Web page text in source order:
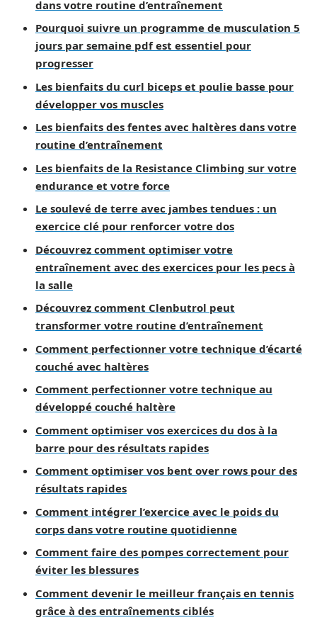
dans votre routine d’entraînement
Pourquoi suivre un programme de musculation 5
jours par semaine pdf est essentiel pour
progresser
Les bienfaits du curl biceps et poulie basse pour
développer vos muscles
Les bienfaits des fentes avec haltères dans votre
routine d’entraînement
Les bienfaits de la Resistance Climbing sur votre
endurance et votre force
Le soulevé de terre avec jambes tendues : un
exercice clé pour renforcer votre dos
Découvrez comment optimiser votre
entraînement avec des exercices pour les pecs à
la salle
Découvrez comment Clenbutrol peut
transformer votre routine d’entraînement
Comment perfectionner votre technique d’écarté
couché avec haltères
Comment perfectionner votre technique au
développé couché haltère
Comment optimiser vos exercices du dos à la
barre pour des résultats rapides
Comment optimiser vos bent over rows pour des
résultats rapides
Comment intégrer l’exercice avec le poids du
corps dans votre routine quotidienne
Comment faire des pompes correctement pour
éviter les blessures
Comment devenir le meilleur français en tennis
grâce à des entraînements ciblés